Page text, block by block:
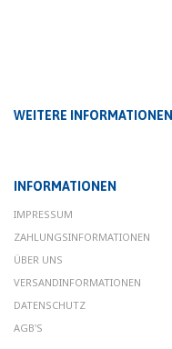
WEITERE INFORMATIONEN
INFORMATIONEN
IMPRESSUM
ZAHLUNGSINFORMATIONEN
ÜBER UNS
VERSANDINFORMATIONEN
DATENSCHUTZ
AGB'S